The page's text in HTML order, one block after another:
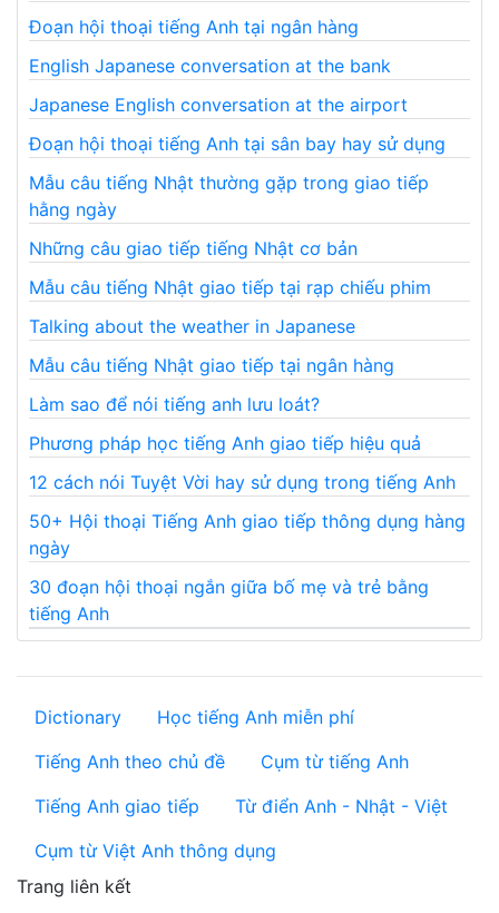
Đoạn hội thoại tiếng Anh tại ngân hàng
English Japanese conversation at the bank
Japanese English conversation at the airport
Đoạn hội thoại tiếng Anh tại sân bay hay sử dụng
Mẫu câu tiếng Nhật thường gặp trong giao tiếp
hằng ngày
Những câu giao tiếp tiếng Nhật cơ bản
Mẫu câu tiếng Nhật giao tiếp tại rạp chiếu phim
Talking about the weather in Japanese
Mẫu câu tiếng Nhật giao tiếp tại ngân hàng
Làm sao để nói tiếng anh lưu loát?
Phương pháp học tiếng Anh giao tiếp hiệu quả
12 cách nói Tuyệt Vời hay sử dụng trong tiếng Anh
50+ Hội thoại Tiếng Anh giao tiếp thông dụng hàng
ngày
30 đoạn hội thoại ngắn giữa bố mẹ và trẻ bằng
tiếng Anh
Dictionary
Học tiếng Anh miễn phí
Tiếng Anh theo chủ đề
Cụm từ tiếng Anh
Tiếng Anh giao tiếp
Từ điển Anh - Nhật - Việt
Cụm từ Việt Anh thông dụng
Trang liên kết